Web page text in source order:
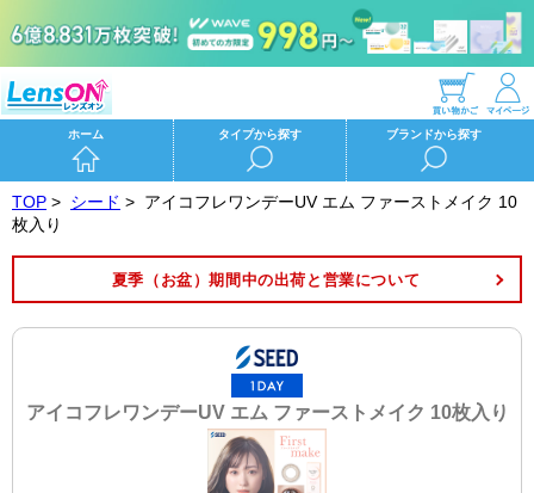
ホーム タイプから探す ブランドから探す
TOP > シード > アイコフレワンデーUV エム ファーストメイク 10
枚入り
夏季（お盆）期間中の出荷と営業について
アイコフレワンデーUV エム ファーストメイク 10枚入り